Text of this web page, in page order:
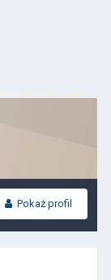
Pokaż profil